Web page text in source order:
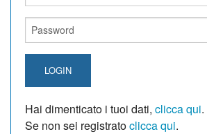
LOGIN
Hai dimenticato i tuoi dati, clicca qui.
Se non sei registratoclicca qui.